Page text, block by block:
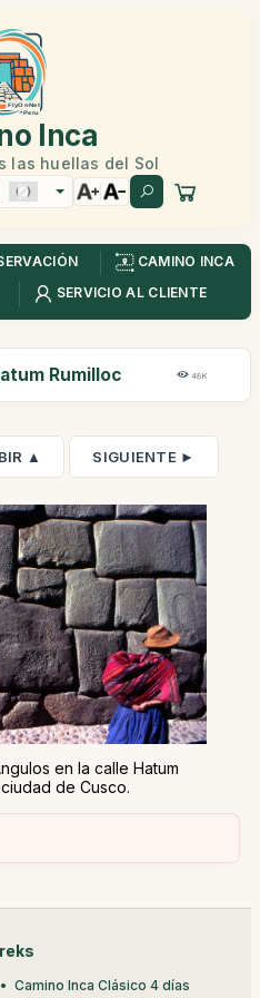
Inca
las huellas del Sol
CAMINO INCA
SERVICIO AL CLIENTE
Rumilloc 48K
▲ SIGUIENTE ►
en la calle Hatum
de Cusco.
Camino Inca Clásico 4 días